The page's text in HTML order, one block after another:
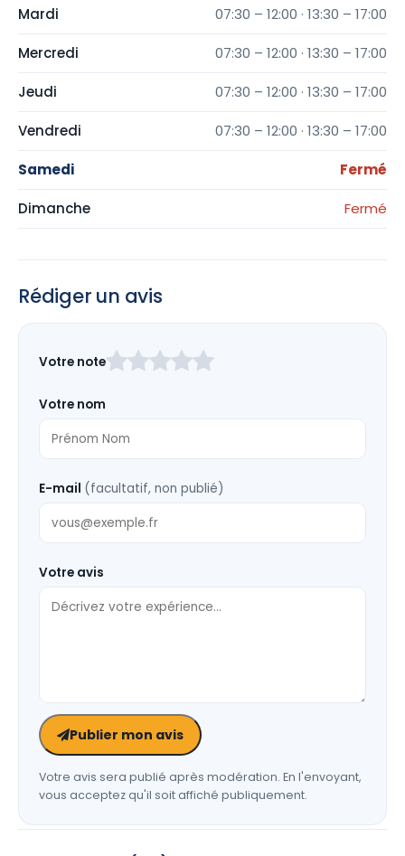
Mardi 07:30 – 12:00 · 13:30 – 17:00
Mercredi 07:30 – 12:00 · 13:30 – 17:00
Jeudi 07:30 – 12:00 · 13:30 – 17:00
Vendredi 07:30 – 12:00 · 13:30 – 17:00
Samedi Fermé
Dimanche Fermé
Rédiger un avis
ce
vide
Votre note
Votre nom
E-mail (facultatif, non publié)
Votre avis
Publier mon avis
Votre avis sera publié après modération. En l'envoyant,
vous acceptez qu'il soit affiché publiquement.